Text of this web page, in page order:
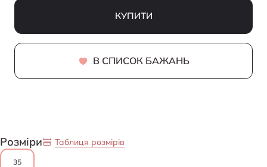
КУПИТИ
В СПИСОК БАЖАНЬ
Розміри Таблиця розмірів
35